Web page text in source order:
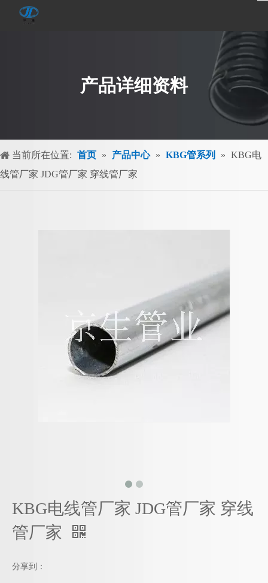
产品详细资料
当前所在位置: 首页 » 产品中心 » KBG管系列 » KBG电
线管厂家 JDG管厂家 穿线管厂家
KBG电线管厂家 JDG管厂家 穿线
管厂家
分享到：